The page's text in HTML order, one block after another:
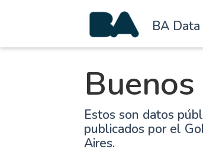
BA Data
Estos son datos
publicados por el
Aires.